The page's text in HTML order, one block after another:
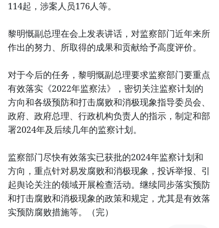
114起，涉案人员176人等。
黎明慨副总理在会上发表讲话，对监察部门近年来所
作出的努力、所取得的成果和贡献给予高度评价。
对于今后的任务，黎明慨副总理要求监察部门要重点
有效落实《2022年监察法》，密切关注监察计划的
方向和各级预防和打击腐败和消极现象指导委员会、
政府、政府总理、行政机构负责人的指示，制定和部
署2024年及后续几年的监察计划。
监察部门尽快有效落实已获批的2024年监察计划和
方向，重点针对易发腐败和消极现象，投诉举报、引
起舆论关注的领域开展检查活动。继续同步落实预防
和打击腐败和消极现象的政策和规定，尤其是有效落
实预防腐败措施等。（完）